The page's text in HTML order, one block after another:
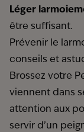
Léger
être suffisant.
Prévenir le
conseils et
Brossez votre
viennent dans
attention aux
servir d’un